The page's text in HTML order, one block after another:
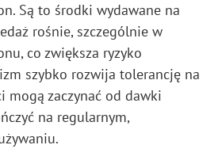
Są to środki wydawane na
rośnie, szczególnie w
co zwiększa ryzyko
szybko rozwija tolerancję na
mogą zaczynać od dawki
na regularnym,